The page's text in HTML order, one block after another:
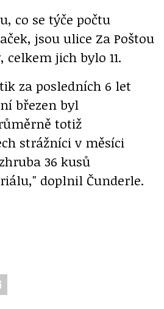
co se týče počtu
jsou ulice Za Poštou
jich bylo 11.
za posledních 6 let
březen byl
totiž
strážníci v měsíci
36 kusů
doplnil Čunderle.